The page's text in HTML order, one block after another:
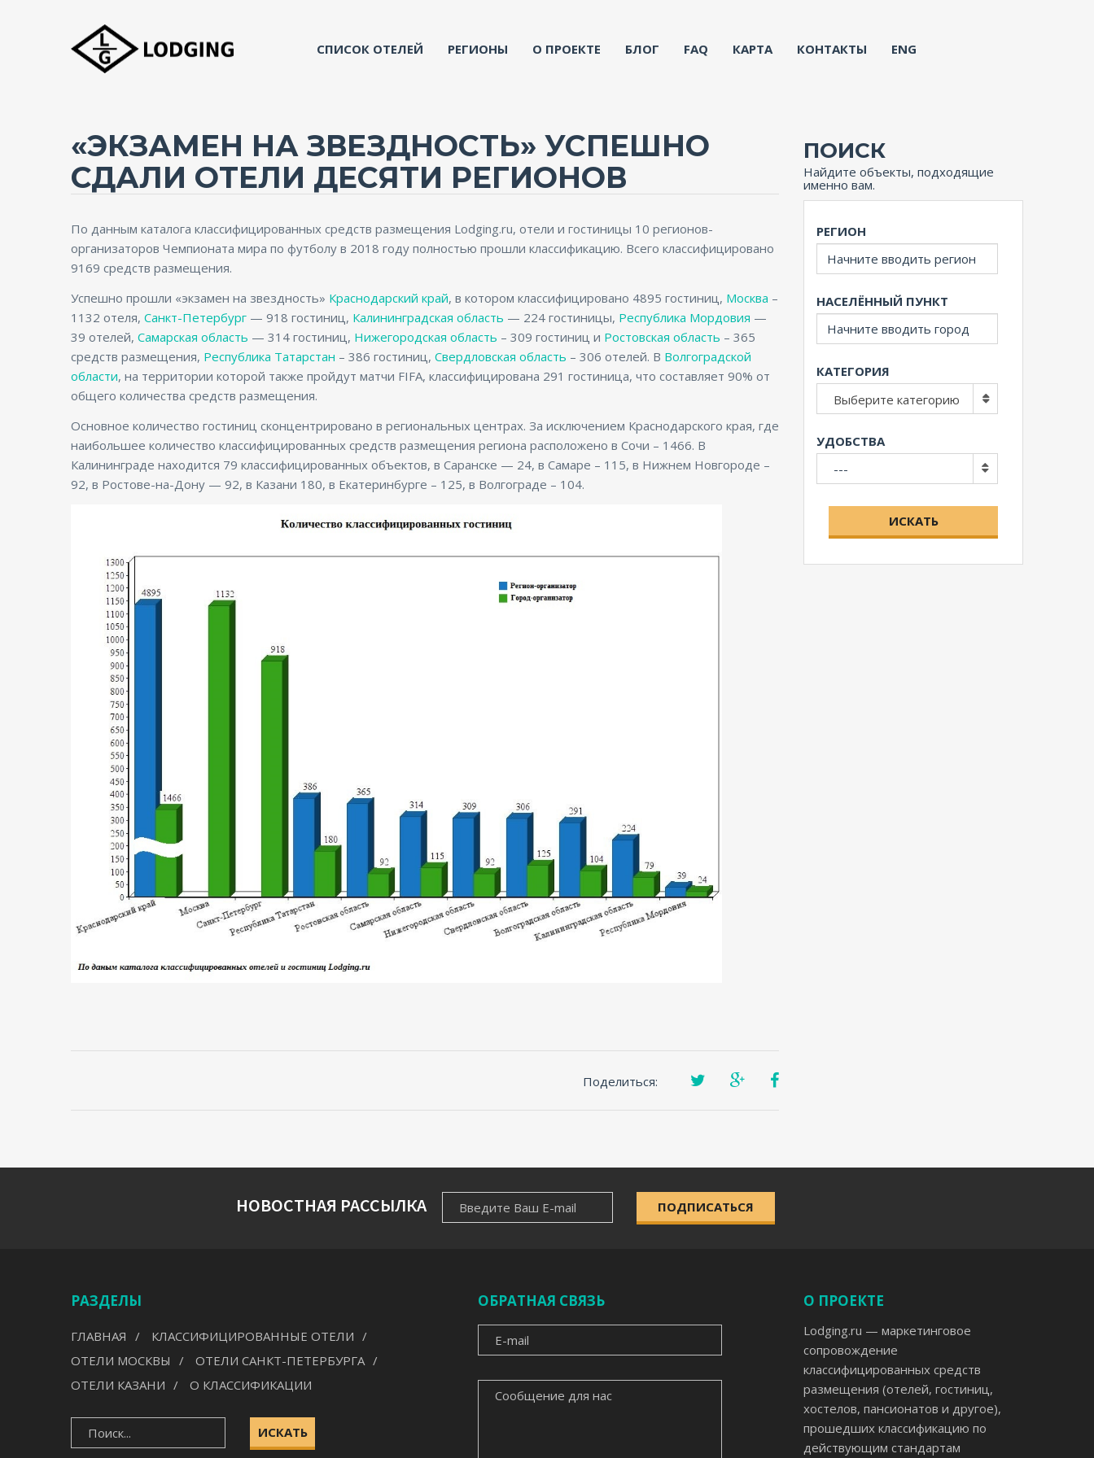
СПИСОК ОТЕЛЕЙ РЕГИОНЫ О ПРОЕКТЕ БЛОГ FAQ КАРТА КОНТАКТЫ ENG
«ЭКЗАМЕН НА ЗВЕЗДНОСТЬ» УСПЕШНО
СДАЛИ ОТЕЛИ ДЕСЯТИ РЕГИОНОВ
По данным каталога классифицированных средств размещения Lodging.ru, отели и гостиницы 10 регионов-
организаторов Чемпионата мира по футболу в 2018 году полностью прошли классификацию. Всего классифицировано
9169 средств размещения.
Успешно прошли «экзамен на звездность» Краснодарский край, в котором классифицировано 4895 гостиниц, Москва –
1132 отеля, Санкт-Петербург — 918 гостиниц, Калининградская область — 224 гостиницы, Республика Мордовия —
39 отелей, Самарская область — 314 гостиниц, Нижегородская область – 309 гостиниц и Ростовская область – 365
средств размещения, Республика Татарстан – 386 гостиниц, Свердловская область – 306 отелей. В Волгоградской
области, на территории которой также пройдут матчи FIFA, классифицирована 291 гостиница, что составляет 90% от
общего количества средств размещения.
Основное количество гостиниц сконцентрировано в региональных центрах. За исключением Краснодарского края, где
наибольшее количество классифицированных средств размещения региона расположено в Сочи – 1466. В
Калининграде находится 79 классифицированных объектов, в Саранске — 24, в Самаре – 115, в Нижнем Новгороде –
92, в Ростове-на-Дону — 92, в Казани 180, в Екатеринбурге – 125, в Волгограде – 104.
Поделиться:
ПОИСК
Найдите объекты, подходящие
именно вам.
РЕГИОН
НАСЕЛЁННЫЙ ПУНКТ
КАТЕГОРИЯ
Выберите категорию
УДОБСТВА
---
ИСКАТЬ
НОВОСТНАЯ РАССЫЛКА
НОВОСТНАЯ
РАССЫЛКА
ПОДПИСАТЬСЯ
РАЗДЕЛЫ
ГЛАВНАЯ
КЛАССИФИЦИРОВАННЫЕ ОТЕЛИ
ОТЕЛИ МОСКВЫ
ОТЕЛИ САНКТ-ПЕТЕРБУРГА
ОТЕЛИ КАЗАНИ
О КЛАССИФИКАЦИИ
ИСКАТЬ
ОБРАТНАЯ СВЯЗЬ
E-
MAIL
СООБЩЕНИЕ
ДЛЯ
О ПРОЕКТЕ
Lodging.ru — маркетинговое
сопровождение
классифицированных средств
размещения (отелей, гостиниц,
хостелов, пансионатов и другое),
прошедших классификацию по
действующим стандартам